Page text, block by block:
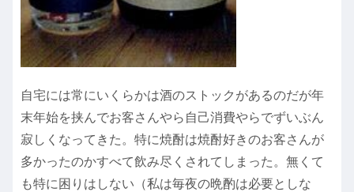
自宅には常にいくらかは酒のストックがあるのだが年
末年始を挟んでお客さんやら自己消費やらでずいぶん
寂しくなってきた。特に焼酎は焼酎好きのお客さんが
多かったのかすべて飲み尽くされてしまった。無くて
も特に困りはしない（私は毎夜の晩酌は必要としな